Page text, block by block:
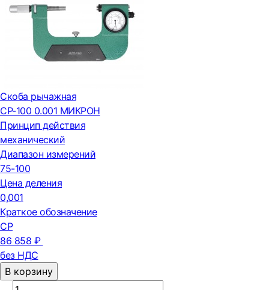
Скоба рычажная
СР-100 0.001 МИКРОН
Принцип действия
механический
Диапазон измерений
75-100
Цена деления
0,001
Краткое обозначение
СР
86 858 ₽
без НДС
В корзину